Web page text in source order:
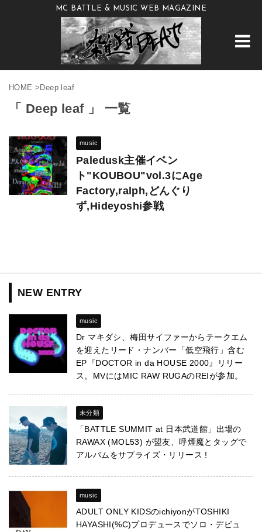
MC BATTLE & MUSIC WEB MAGAZINE
HOME > Deep leaf
「 Deep leaf 」 一覧
music
Paledusk主催イベン
ト"KOUBOU"vol.3にAge
Factory,ralph,どんぐり
ず,Hideyoshi参戦
NEW ENTRY
music
Dr マキダシ、梅田サイファーからテークエム
を迎えたリード・ナンバー「低空飛行」含む
EP『DOCTOR in da HOUSE 2000』リリー
ス。MVにはMIC RAW RUGAのREIが参加。
未分類
「BATTLE SUMMIT at 日本武道館」出場の
RAWAX (MOL53) が盟友、呼煙魔とタッグで
アルバムをサプライズ・リリース !
music
ADULT ONLY KIDSのichiyonがTOSHIKI
HAYASHI(%C)プロデュースでソロ・デビュ